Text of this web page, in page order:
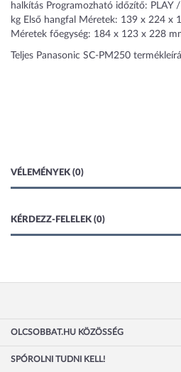
halkítás Programozható időzítő: PLAY
kg Első hangfal Méretek: 139 x 224 x
Méretek főegység: 184 x 123 x 228
Teljes Panasonic SC-PM250
VÉLEMÉNYEK (0)
KÉRDEZZ-FELELEK (0)
OLCSOBBAT.HU KÖZÖSSÉG
SPÓROLNI TUDNI KELL!